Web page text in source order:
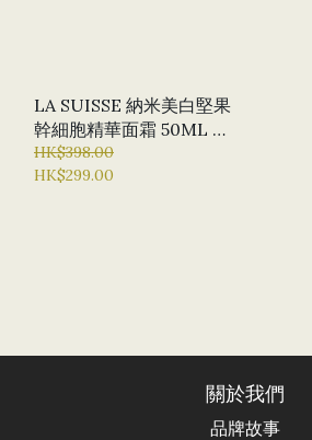
LA SUISSE 納米美白堅果
幹細胞精華面霜 50ML 堅
果幹細胞 肌膚滑嫩抗氧化
HK$398.00
HK$299.00
關於我們
品牌故事